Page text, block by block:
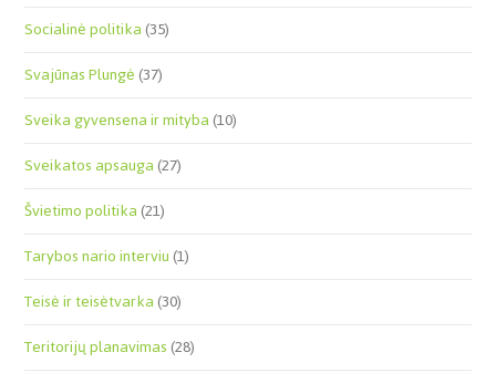
Socialinė politika(35)
Svajūnas Plungė(37)
Sveika gyvensena ir mityba(10)
Sveikatos apsauga(27)
Švietimo politika(21)
Tarybos nario interviu(1)
Teisė ir teisėtvarka(30)
Teritorijų planavimas(28)